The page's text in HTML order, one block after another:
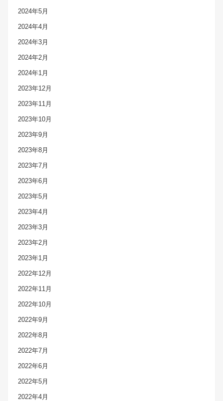
2024年5月
2024年4月
2024年3月
2024年2月
2024年1月
2023年12月
2023年11月
2023年10月
2023年9月
2023年8月
2023年7月
2023年6月
2023年5月
2023年4月
2023年3月
2023年2月
2023年1月
2022年12月
2022年11月
2022年10月
2022年9月
2022年8月
2022年7月
2022年6月
2022年5月
2022年4月